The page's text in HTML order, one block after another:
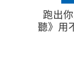
跑出
聽》用